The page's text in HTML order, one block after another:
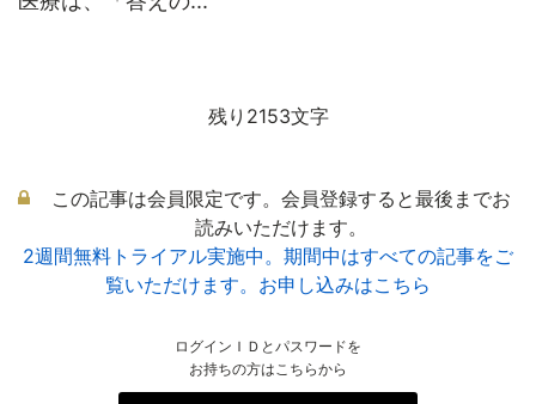
残り2153文字
この記事は会員限定です。会員登録すると最後までお
読みいただけます。
2週間無料トライアル実施中。期間中はすべての記事をご
覧いただけます。お申し込みはこちら
ログインＩＤとパスワードを
お持ちの方はこちらから